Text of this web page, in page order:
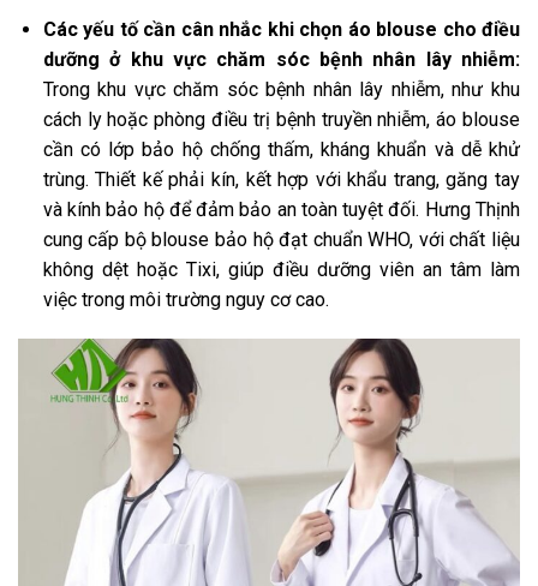
Các yếu tố cần cân nhắc khi chọn áo blouse cho điều
dưỡng ở khu vực chăm sóc bệnh nhân lây nhiễm:
Trong khu vực chăm sóc bệnh nhân lây nhiễm, như khu
cách ly hoặc phòng điều trị bệnh truyền nhiễm, áo blouse
cần có lớp bảo hộ chống thấm, kháng khuẩn và dễ khử
trùng. Thiết kế phải kín, kết hợp với khẩu trang, găng tay
và kính bảo hộ để đảm bảo an toàn tuyệt đối. Hưng Thịnh
cung cấp bộ blouse bảo hộ đạt chuẩn WHO, với chất liệu
không dệt hoặc Tixi, giúp điều dưỡng viên an tâm làm
việc trong môi trường nguy cơ cao.